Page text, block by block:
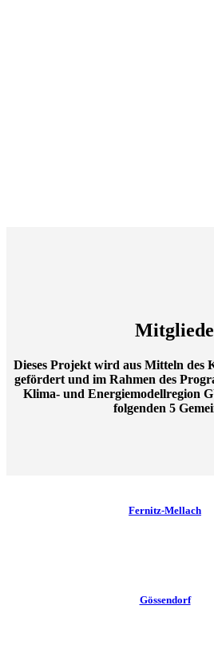
Dieses Projekt wird aus Mitteln des
gefördert und im Rahmen des
Klima- und Energiemodellregion
folgenden 5
Fernitz-Mellach
Gössendorf